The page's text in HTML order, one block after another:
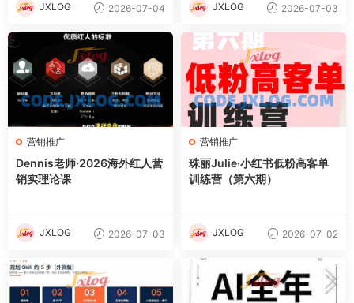
JXLOG 2026-07-04 JXLOG 2026-07-03
营销推广
Dennis老师·2026海外红人营
销实理论课
JXLOG 2026-07-03
营销推广
珠丽Julie·小红书低粉高客单
训练营（第六期）
JXLOG 2026-07-02